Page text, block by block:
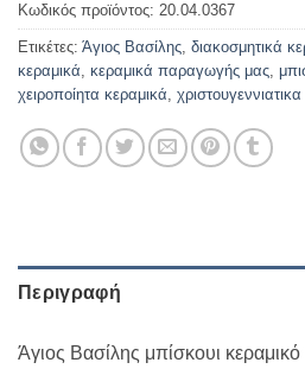
Κωδικός προϊόντος: 20.04.0367
Ετικέτες: Άγιος Βασίλης, διακοσμητικά
κεραμικά, κεραμικά παραγωγής μας,
χειροποίητα κεραμικά,
Περιγραφή
Άγιος Βασίλης μπίσκουι